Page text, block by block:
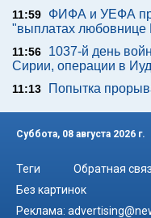
11:59
ФИФА и УЕФА
"выплатах
11:56
1037-й день
Сирии, операции в
11:13 Попытка
Суббота, 08 августа 2026 г.
Теги Обратная
Без картинок
Реклама: